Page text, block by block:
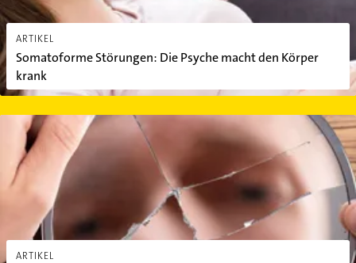
ARTIKEL
Somatoforme Störungen: Die Psyche macht den Körper
krank
ARTIKEL
Was ist ein Psychopath?